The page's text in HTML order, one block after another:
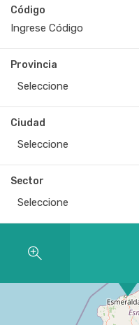
Código
Provincia
Seleccione
Ciudad
Seleccione
Sector
Seleccione